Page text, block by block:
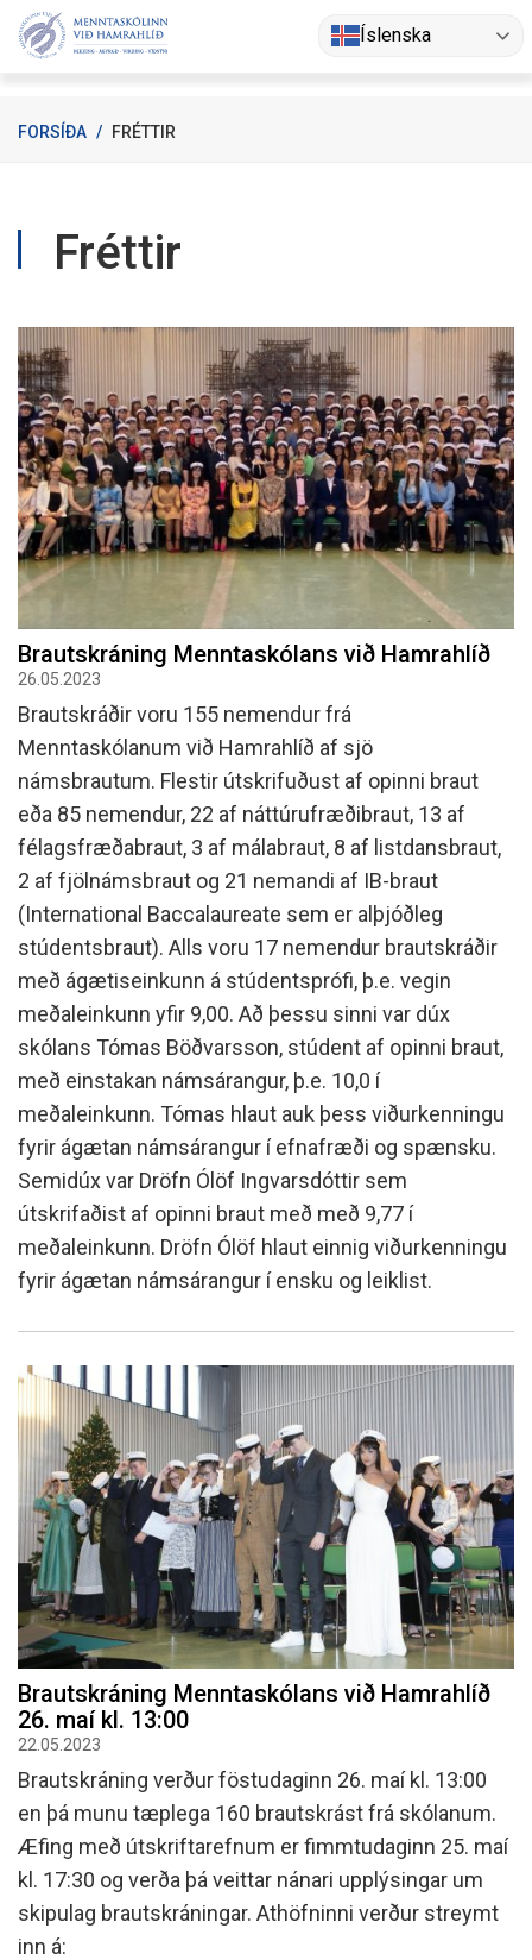
Fara
Íslenska
FORSÍÐA / FRÉTTIR
Fréttir
Brautskráning Menntaskólans við Hamrahlíð
26.05.2023
Brautskráðir voru 155 nemendur frá
Menntaskólanum við Hamrahlíð af sjö
námsbrautum. Flestir útskrifuðust af opinni braut
eða 85 nemendur, 22 af náttúrufræðibraut, 13 af
félagsfræðabraut, 3 af málabraut, 8 af listdansbraut,
2 af fjölnámsbraut og 21 nemandi af IB-braut
(International Baccalaureate sem er alþjóðleg
stúdentsbraut). Alls voru 17 nemendur brautskráðir
með ágætiseinkunn á stúdentsprófi, þ.e. vegin
meðaleinkunn yfir 9,00. Að þessu sinni var dúx
skólans Tómas Böðvarsson, stúdent af opinni braut,
með einstakan námsárangur, þ.e. 10,0 í
meðaleinkunn. Tómas hlaut auk þess viðurkenningu
fyrir ágætan námsárangur í efnafræði og spænsku.
Semidúx var Dröfn Ólöf Ingvarsdóttir sem
útskrifaðist af opinni braut með með 9,77 í
meðaleinkunn. Dröfn Ólöf hlaut einnig viðurkenningu
fyrir ágætan námsárangur í ensku og leiklist.
Brautskráning Menntaskólans við Hamrahlíð
26. maí kl. 13:00
22.05.2023
Brautskráning verður föstudaginn 26. maí kl. 13:00
en þá munu tæplega 160 brautskrást frá skólanum.
Æfing með útskriftarefnum er fimmtudaginn 25. maí
kl. 17:30 og verða þá veittar nánari upplýsingar um
skipulag brautskráningar. Athöfninni verður streymt
inn á: